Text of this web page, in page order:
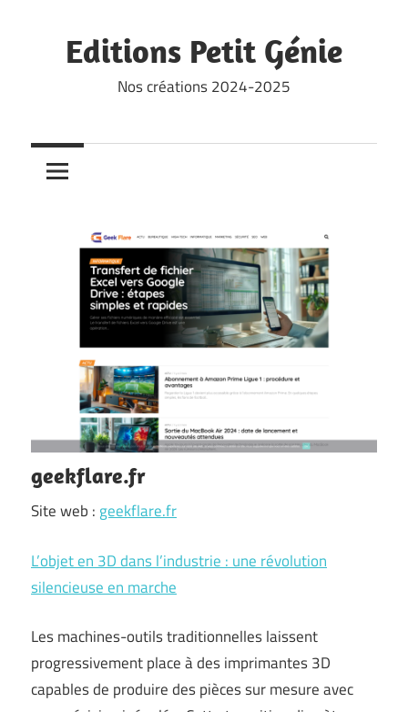
contentEditions Petit Génie
Nos créations 2024-2025
geekflare.fr
Site web : geekflare.fr
L’objet en 3D dans l’industrie : une révolution
silencieuse en marche
Les machines-outils traditionnelles laissent
progressivement place à des imprimantes 3D
capables de produire des pièces sur mesure avec